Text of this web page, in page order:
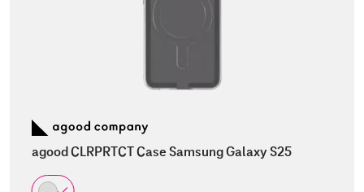
agood CLRPRTCT Case Samsung Galaxy S25